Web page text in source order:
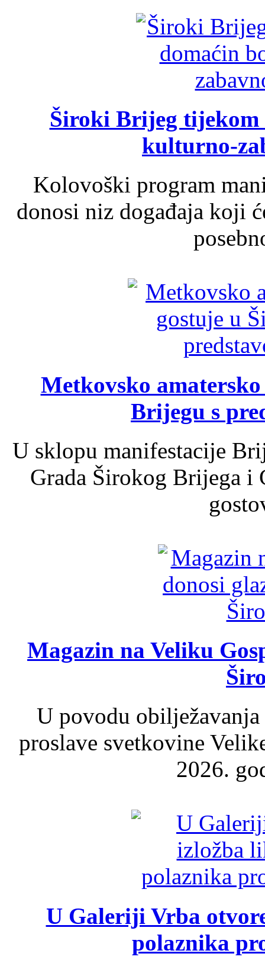
Široki Brijeg tijekom
kulturno-
Kolovoški program
donosi niz događaja koji
Metkovsko
Brijegu s
U sklopu manifestacije
Grada Širokog Brijega
Magazin na Veliku
U povodu
proslave svetkovine
2026.
U Galeriji Vrba
polaznika